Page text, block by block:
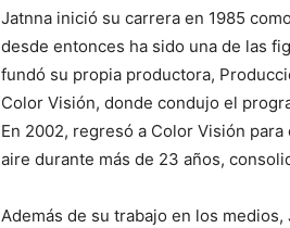
Jatnna inició su carrera en 1985
desde entonces ha sido una de las
fundó su propia productora,
Color Visión, donde condujo el
En 2002, regresó a Color Visión
aire durante más de 23 años,
Además de su trabajo en los